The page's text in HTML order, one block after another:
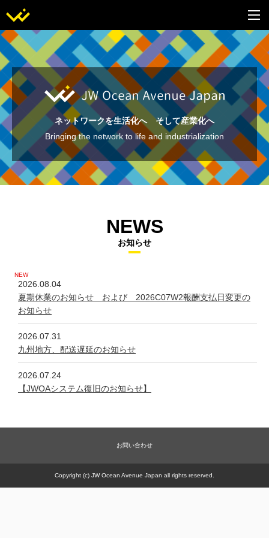
ネットワークを生活化へ そして産業化へ
Bringing the network to life and industrialization
NEWS
お知らせ
2026.08.04
夏期休業のお知らせ および 2026C07W2報酬支払日変更の
お知らせ
2026.07.31
九州地方、配送遅延のお知らせ
2026.07.24
【JWOAシステム復旧のお知らせ】
システム不具合について
新規商品【太古の甕 細胞浴サロン営業権】販売一時休止の件
お問い合わせ
Copyright (c) JW Ocean Avenue Japan all rights reserved.